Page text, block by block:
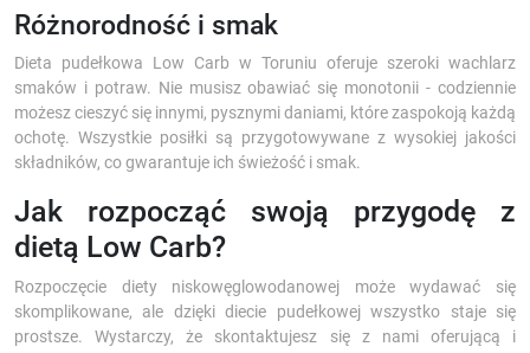
Różnorodność i smak
Dieta pudełkowa Low Carb w Toruniu oferuje szeroki wachlarz
smaków i potraw. Nie musisz obawiać się monotonii - codziennie
możesz cieszyć się innymi, pysznymi daniami, które zaspokoją każdą
ochotę. Wszystkie posiłki są przygotowywane z wysokiej jakości
składników, co gwarantuje ich świeżość i smak.
Jak rozpocząć swoją przygodę z
dietą Low Carb?
Rozpoczęcie diety niskowęglowodanowej może wydawać się
skomplikowane, ale dzięki diecie pudełkowej wszystko staje się
prostsze. Wystarczy, że skontaktujesz się z nami oferującą i